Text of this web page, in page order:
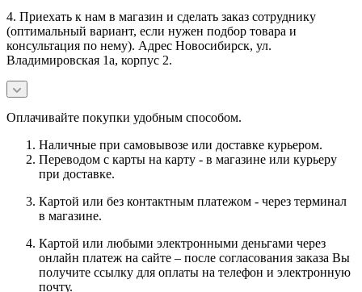
4. Приехать к нам в магазин и сделать заказ сотруднику
(оптимальный вариант, если нужен подбор товара и
консультация по нему). Адрес Новосибирск, ул.
Владимировская 1а, корпус 2.
Оплачивайте покупки удобным способом.
Наличные при самовывозе или доставке курьером.
Переводом с карты на карту - в магазине или курьеру
при доставке.
Картой или без контактным платежом - через терминал
в магазине.
Картой или любыми электронными деньгами через
онлайн платеж на сайте – после согласования заказа Вы
получите ссылку для оплаты на телефон и электронную
почту.